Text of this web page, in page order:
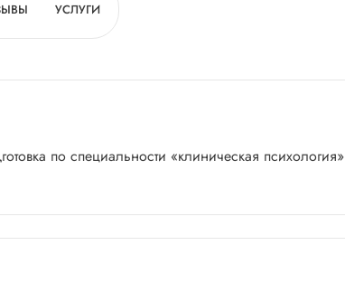
УСЛУГИ
по специальности «клиническая психология»